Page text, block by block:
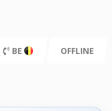
BE OFFLINE